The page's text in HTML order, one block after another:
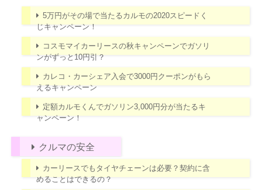
5万円がその場で当たるカルモの2020スピードく
じキャンペーン！
コスモマイカーリースの秋キャンペーンでガソリ
ンがずっと10円引？
カレコ・カーシェア入会で3000円クーポンがもら
えるキャンペーン
定額カルモくんでガソリン3,000円分が当たるキ
ャンペーン！
クルマの安全
カーリースでもタイヤチェーンは必要？契約に含
めることはできるの？